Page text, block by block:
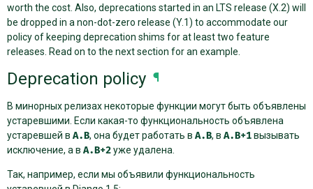
worth the cost. Also, deprecations started in an LTS release (X.2) will
be dropped in a non-dot-zero release (Y.1) to accommodate our
policy of keeping deprecation shims for at least two feature
releases. Read on to the next section for an example.
Deprecation policy ¶
В минорных релизах некоторые функции могут быть объявлены
устаревшими. Если какая-то функциональность объявлена
устаревшей в A.B, она будет работать в A.B, в A.B+1вызывать
исключение, а в A.B+2уже удалена.
Так, например, если мы объявили функциональность